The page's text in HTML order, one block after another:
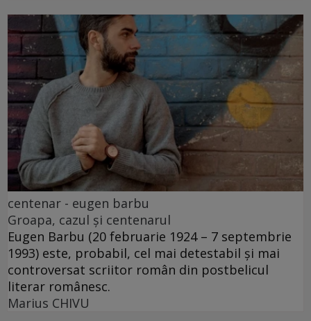
centenar - eugen barbu
Groapa, cazul și centenarul
Eugen Barbu (20 februarie 1924 – 7 septembrie
1993) este, probabil, cel mai detestabil și mai
controversat scriitor român din postbelicul
literar românesc.
Marius CHIVU